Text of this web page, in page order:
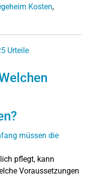
Kosten,
Urteile
pflegt, kann
Voraussetzungen